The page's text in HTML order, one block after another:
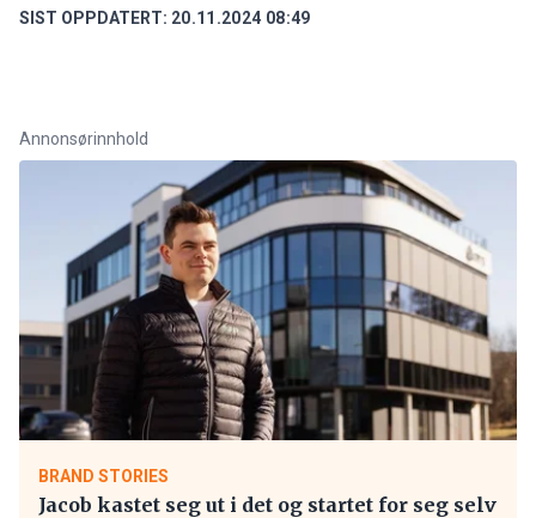
SIST OPPDATERT: 20.11.2024 08:49
Annonsørinnhold
BRAND STORIES
Jacob kastet seg ut i det og startet for seg selv